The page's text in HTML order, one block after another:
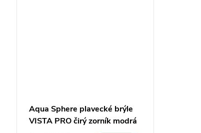
Aqua Sphere plavecké brýle
VISTA PRO čirý zorník modrá